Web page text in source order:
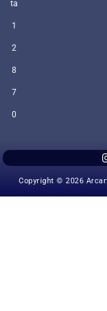
ta
1
2
8
7
0
Copyright © 2026